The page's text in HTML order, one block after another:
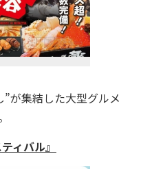
が集結した大型グルメ
ィバル』